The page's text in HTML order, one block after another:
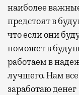
наиболее
предстоят в
что если они
поможет в
работаем в
лучшего. Нам
заработаю